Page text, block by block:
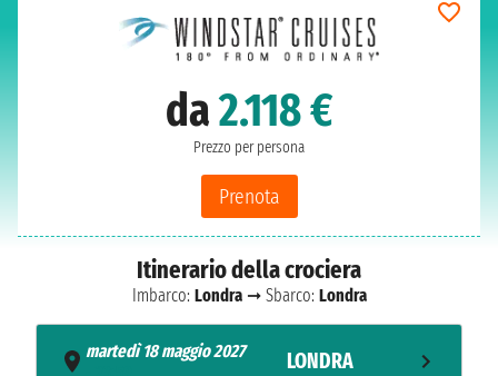
da2.118 €
Prezzo per persona
Prenota
Itinerario della crociera
Imbarco: Londra➞ Sbarco: Londra
martedì 18 maggio 2027
LONDRA